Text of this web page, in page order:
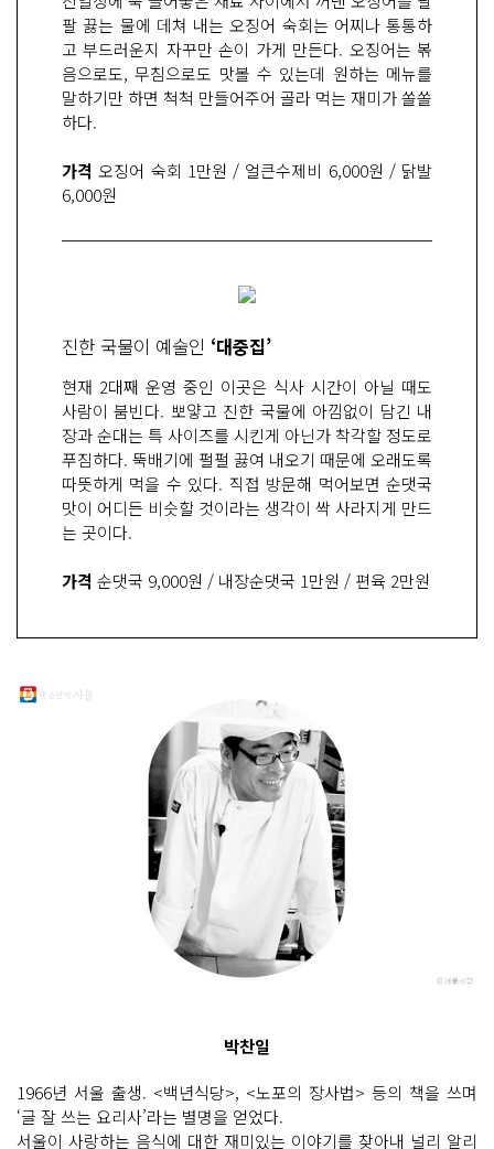
팔 끓는 물에 데쳐 내는 오징어 숙회는 어찌나 통통하
고 부드러운지 자꾸만 손이 가게 만든다. 오징어는 볶
음으로도, 무침으로도 맛볼 수 있는데 원하는 메뉴를
말하기만 하면 척척 만들어주어 골라 먹는 재미가 쏠쏠
하다.
가격 오징어 숙회 1만원 / 얼큰수제비 6,000원 / 닭발
6,000원
진한 국물이 예술인 ‘대중집’
현재 2대째 운영 중인 이곳은 식사 시간이 아닐 때도
사람이 붐빈다. 뽀얗고 진한 국물에 아낌없이 담긴 내
장과 순대는 특 사이즈를 시킨게 아닌가 착각할 정도로
푸짐하다. 뚝배기에 펄펄 끓여 내오기 때문에 오래도록
따뜻하게 먹을 수 있다. 직접 방문해 먹어보면 순댓국
맛이 어디든 비슷할 것이라는 생각이 싹 사라지게 만드
는 곳이다.
가격 순댓국 9,000원 / 내장순댓국 1만원 / 편육 2만원
박찬일
1966년 서울 출생. <백년식당>, <노포의 장사법> 등의 책을 쓰며
‘글 잘 쓰는 요리사’라는 별명을 얻었다.
서울이 사랑하는 음식에 대한 재미있는 이야기를 찾아내 널리 알리